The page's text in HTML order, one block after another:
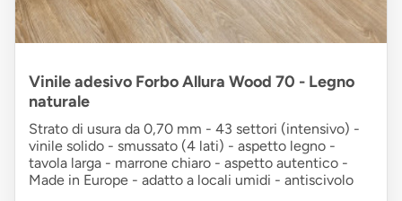
Vinile adesivo Forbo Allura Wood 70 - Legno
naturale
Strato di usura da 0,70 mm - 43 settori (intensivo) -
vinile solido - smussato (4 lati) - aspetto legno -
tavola larga - marrone chiaro - aspetto autentico -
Made in Europe - adatto a locali umidi - antiscivolo